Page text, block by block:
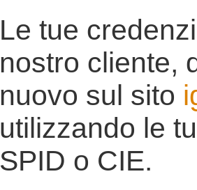
Le tue
nostro cliente,
nuovo sul sito
utilizzando le
SPID o CIE.